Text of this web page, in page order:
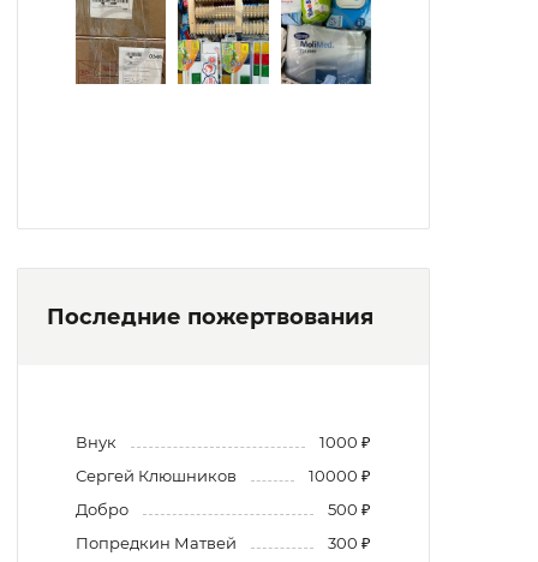
Последние пожертвования
Внук
1000 ₽
Сергей Клюшников
10000 ₽
Добро
500 ₽
Попредкин Матвей
300 ₽